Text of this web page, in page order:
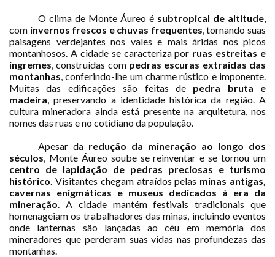
O clima de Monte Áureo é subtropical de altitude,
com invernos frescos e chuvas frequentes, tornando suas
paisagens verdejantes nos vales e mais áridas nos picos
montanhosos. A cidade se caracteriza por ruas estreitas e
íngremes, construídas com pedras escuras extraídas das
montanhas, conferindo-lhe um charme rústico e imponente.
Muitas das edificações são feitas de pedra bruta e
madeira, preservando a identidade histórica da região. A
cultura mineradora ainda está presente na arquitetura, nos
nomes das ruas e no cotidiano da população.
Apesar da redução da mineração ao longo dos
séculos, Monte Áureo soube se reinventar e se tornou um
centro de lapidação de pedras preciosas e turismo
histórico. Visitantes chegam atraídos pelas minas antigas,
cavernas enigmáticas e museus dedicados à era da
mineração. A cidade mantém festivais tradicionais que
homenageiam os trabalhadores das minas, incluindo eventos
onde lanternas são lançadas ao céu em memória dos
mineradores que perderam suas vidas nas profundezas das
montanhas.